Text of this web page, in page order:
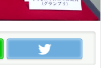
この動画をLINEで送る